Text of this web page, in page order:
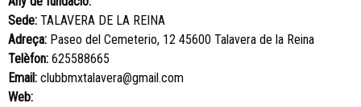
Sede: TALAVERA DE LA REINA
Adreça: Paseo del Cemeterio, 12 45600 Talavera de la Reina
Telèfon: 625588665
Email: clubbmxtalavera@gmail.com
Web: